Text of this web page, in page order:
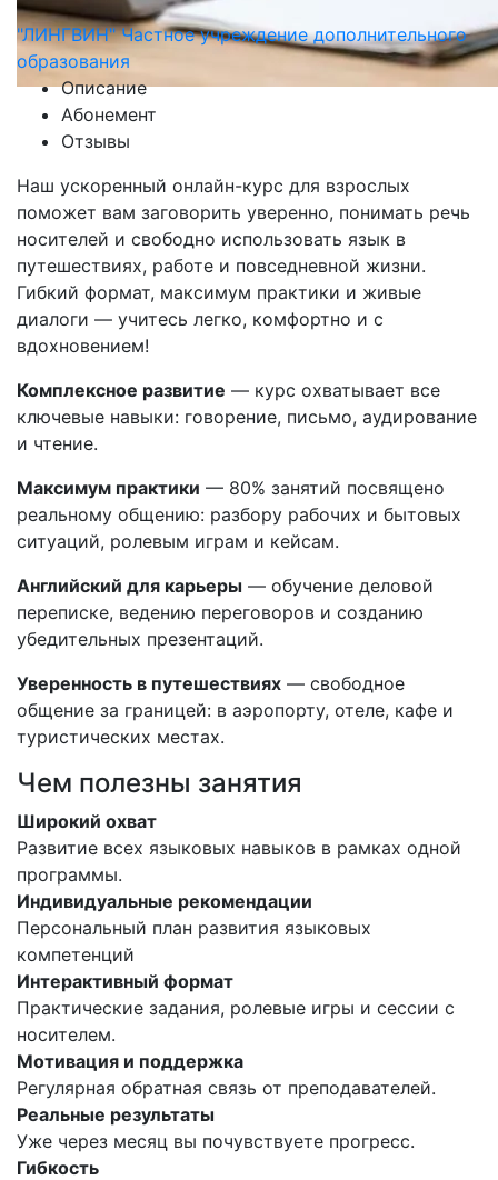
"ЛИНГВИН" Частное учреждение дополнительного
образования
Описание
Абонемент
Отзывы
Наш ускоренный онлайн-курс для взрослых
поможет вам заговорить уверенно, понимать речь
носителей и свободно использовать язык в
путешествиях, работе и повседневной жизни.
Гибкий формат, максимум практики и живые
диалоги — учитесь легко, комфортно и с
вдохновением!
Комплексное развитие — курс охватывает все
ключевые навыки: говорение, письмо, аудирование
и чтение.
Максимум практики — 80% занятий посвящено
реальному общению: разбору рабочих и бытовых
ситуаций, ролевым играм и кейсам.
Английский для карьеры — обучение деловой
переписке, ведению переговоров и созданию
убедительных презентаций.
Уверенность в путешествиях — свободное
общение за границей: в аэропорту, отеле, кафе и
туристических местах.
Чем полезны занятия
Широкий охват
Развитие всех языковых навыков в рамках одной
программы.
Индивидуальные рекомендации
Персональный план развития языковых
компетенций
Интерактивный формат
Практические задания, ролевые игры и сессии с
носителем.
Мотивация и поддержка
Регулярная обратная связь от преподавателей.
Реальные результаты
Уже через месяц вы почувствуете прогресс.
Гибкость